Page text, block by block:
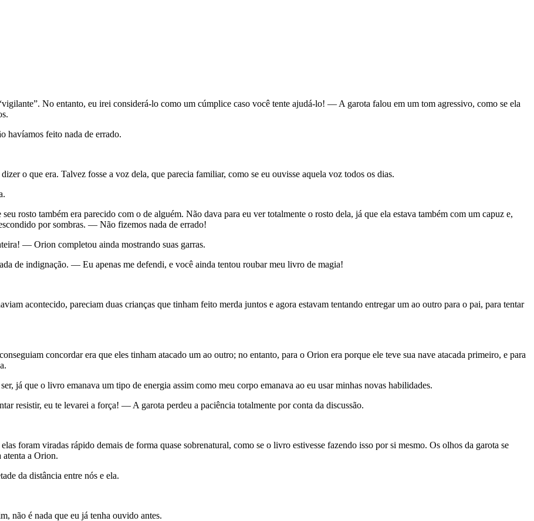
No entanto, eu irei considerá-lo como um cúmplice caso você tente ajudá-lo! — A garota falou em um tom agressivo, como se ela
havíamos feito nada de errado.
o que era. Talvez fosse a voz dela, que parecia familiar, como se eu ouvisse aquela voz todos os dias.
rosto também era parecido com o de alguém. Não dava para eu ver totalmente o rosto dela, já que ela estava também com um capuz e,
por sombras. — Não fizemos nada de errado!
— Orion completou ainda mostrando suas garras.
de indignação. — Eu apenas me defendi, e você ainda tentou roubar meu livro de magia!
acontecido, pareciam duas crianças que tinham feito merda juntos e agora estavam tentando entregar um ao outro para o pai, para tentar
concordar era que eles tinham atacado um ao outro; no entanto, para o Orion era porque ele teve sua nave atacada primeiro, e para
já que o livro emanava um tipo de energia assim como meu corpo emanava ao eu usar minhas novas habilidades.
resistir, eu te levarei a força! — A garota perdeu a paciência totalmente por conta da discussão.
foram viradas rápido demais de forma quase sobrenatural, como se o livro estivesse fazendo isso por si mesmo. Os olhos da garota se
atenta a Orion.
da distância entre nós e ela.
não é nada que eu já tenha ouvido antes.